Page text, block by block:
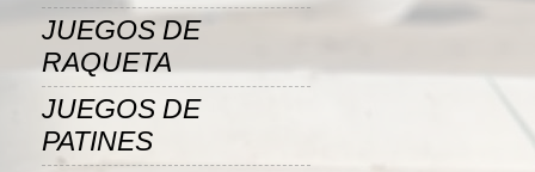
JUEGOS DE
RAQUETA
JUEGOS DE
PATINES